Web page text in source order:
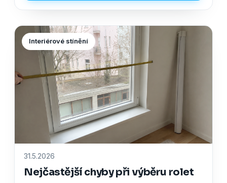
Interiérové stínění
31.5.2026
Nejčastější chyby při výběru rolet